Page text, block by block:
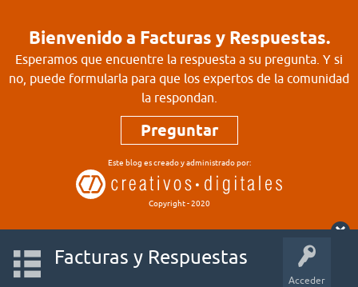
Bienvenido a Facturas y Respuestas.
Esperamos que encuentre la respuesta a su pregunta. Y si
no, puede formularla para que los expertos de la comunidad
la respondan.
Preguntar
Este blog es creado y administrado por:
Copyright - 2020
Acceder
Facturas y Respuestas